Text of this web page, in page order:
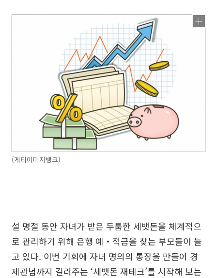
(게티이미지뱅크)
설 명절 동안 자녀가 받은 두툼한 세뱃돈을 체계적으
로 관리하기 위해 은행 예‧적금을 찾는 부모들이 늘
고 있다. 이번 기회에 자녀 명의의 통장을 만들어 경
제관념까지 길러주는 ‘세뱃돈 재테크’를 시작해 보는